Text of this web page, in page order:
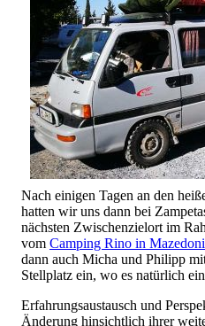
Nach einigen Tagen an den
hatten wir uns dann bei
nächsten Zwischenzielort im
vom Camping Rino in
dann auch Micha und Philipp
Stellplatz ein, wo es natürlich
Erfahrungsaustausch und
Änderung hinsichtlich ihrer